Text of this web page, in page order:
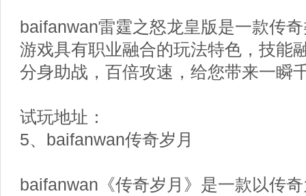
baifanwan雷霆之怒龙皇版是一款传
游戏具有职业融合的玩法特色，技能
分身助战，百倍攻速，给您带来一瞬
试玩地址：
5、baifanwan传奇岁月
baifanwan《传奇岁月》是一款以传